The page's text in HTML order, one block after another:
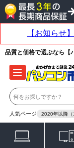
品質と価格で選ぶなら【
人気ページ 2020年以降（